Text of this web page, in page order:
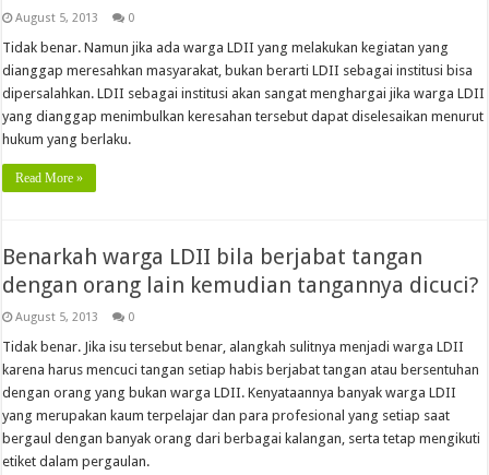
August 5, 2013 0
Tidak benar. Namun jika ada warga LDII yang melakukan kegiatan yang
dianggap meresahkan masyarakat, bukan berarti LDII sebagai institusi bisa
dipersalahkan. LDII sebagai institusi akan sangat menghargai jika warga LDII
yang dianggap menimbulkan keresahan tersebut dapat diselesaikan menurut
hukum yang berlaku.
Read More »
Benarkah warga LDII bila berjabat tangan
dengan orang lain kemudian tangannya dicuci?
August 5, 2013 0
Tidak benar. Jika isu tersebut benar, alangkah sulitnya menjadi warga LDII
karena harus mencuci tangan setiap habis berjabat tangan atau bersentuhan
dengan orang yang bukan warga LDII. Kenyataannya banyak warga LDII
yang merupakan kaum terpelajar dan para profesional yang setiap saat
bergaul dengan banyak orang dari berbagai kalangan, serta tetap mengikuti
etiket dalam pergaulan.